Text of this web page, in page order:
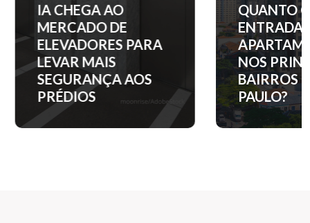
IA CHEGA AO
MERCADO DE
ELEVADORES PARA
LEVAR MAIS
SEGURANÇA AOS
PRÉDIOS
QUANTO
ENTRADA
NOS
BAIRROS
PAULO?